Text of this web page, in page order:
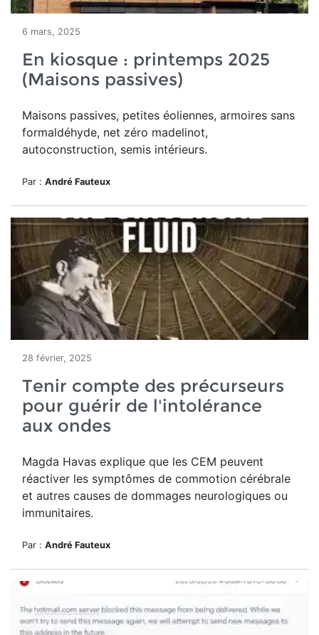
6 mars, 2025
En kiosque : printemps 2025
(Maisons passives)
Maisons passives, petites éoliennes, armoires sans
formaldéhyde, net zéro madelinot,
autoconstruction, semis intérieurs.
Par : André Fauteux
28 février, 2025
Tenir compte des précurseurs
pour guérir de l'intolérance
aux ondes
Magda Havas explique que les CEM peuvent
réactiver les symptômes de commotion cérébrale
et autres causes de dommages neurologiques ou
immunitaires.
Par : André Fauteux